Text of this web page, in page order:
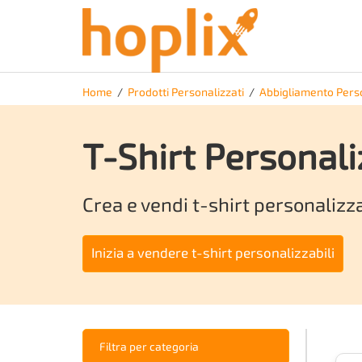
Home / Prodotti Personalizzati / Abbigliamento
T-Shirt
Crea e vendi t-shirt
Inizia a venderet-shirt personalizzabili
Filtra per categoria